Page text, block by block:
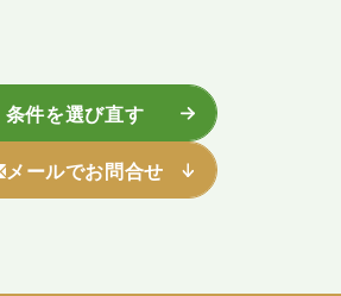
条件を選び直す
メールでお問合せ